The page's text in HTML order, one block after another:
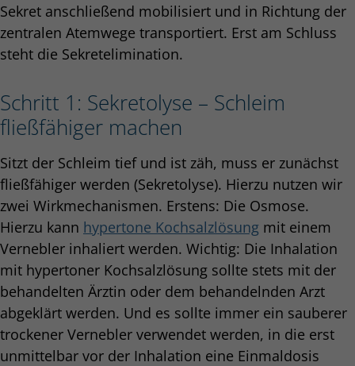
Sekret anschließend mobilisiert und in Richtung der
zentralen Atemwege transportiert. Erst am Schluss
steht die Sekretelimination.
Schritt 1: Sekretolyse – Schleim
fließfähiger machen
Sitzt der Schleim tief und ist zäh, muss er zunächst
fließfähiger werden (Sekretolyse). Hierzu nutzen wir
zwei Wirkmechanismen. Erstens: Die Osmose.
Hierzu kann hypertone Kochsalzlösung mit einem
Vernebler inhaliert werden. Wichtig: Die Inhalation
mit hypertoner Kochsalzlösung sollte stets mit der
behandelten Ärztin oder dem behandelnden Arzt
abgeklärt werden. Und es sollte immer ein sauberer
trockener Vernebler verwendet werden, in die erst
unmittelbar vor der Inhalation eine Einmaldosis